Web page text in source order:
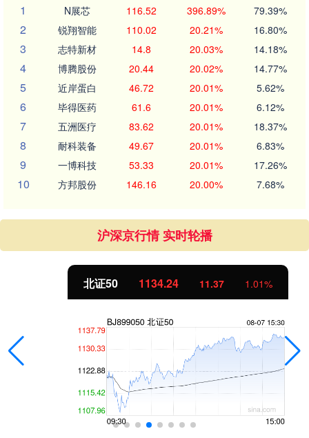
1
N展芯 116.52 396.89% 79.39%
2 锐翔智能 110.02 20.21% 16.80%
3 志特新材 14.8 20.03% 14.18%
4 博腾股份 20.44 20.02% 14.77%
5 近岸蛋白 46.72 20.01% 5.62%
6 毕得医药 61.6 20.01% 6.12%
7 五洲医疗 83.62 20.01% 18.37%
8 耐科装备 49.67 20.01% 6.83%
9 一博科技 53.33 20.01% 17.26%
10 方邦股份 146.16 20.00% 7.68%
沪深京行情 实时轮播
北证50 1134.24 11.37 1.01%